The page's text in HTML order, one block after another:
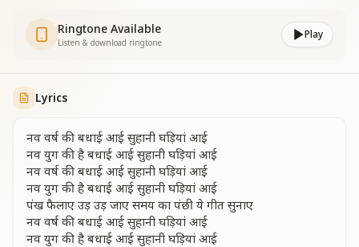
Ringtone Available
Listen & download ringtone
Play
Lyrics
नव वर्ष की बधाई आई सुहानी घड़ियां आई
नव युग की है बधाई आई सुहानी घड़ियां आई
नव वर्ष की बधाई आई सुहानी घड़ियां आई
नव युग की है बधाई आई सुहानी घड़ियां आई
पंख फैलाए उड़ उड़ जाए समय का पंछी ये गीत सुनाए
नव वर्ष की बधाई आई सुहानी घड़ियां आई
नव युग की है बधाई आई सुहानी घड़ियां आई